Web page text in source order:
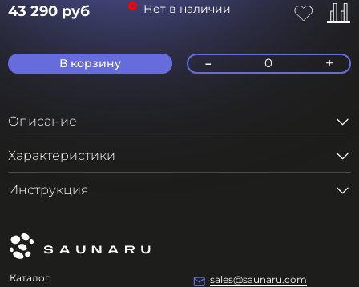
43 290 руб Нет в наличии
В корзину - 0 +
Описание
Характеристики
Инструкция
Каталог sales@saunaru.com